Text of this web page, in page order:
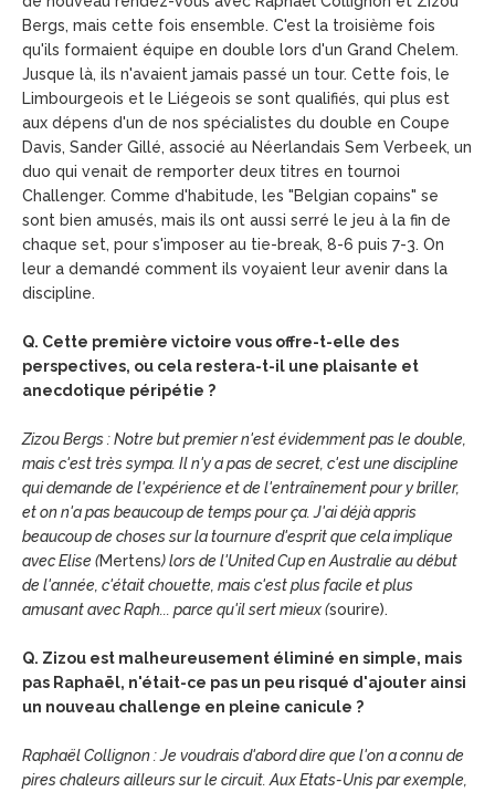
Bergs, mais cette fois ensemble. C'est la troisième fois
qu'ils formaient équipe en double lors d'un Grand Chelem.
Jusque là, ils n'avaient jamais passé un tour. Cette fois, le
Limbourgeois et le Liégeois se sont qualifiés, qui plus est
aux dépens d'un de nos spécialistes du double en Coupe
Davis, Sander Gillé, associé au Néerlandais Sem Verbeek, un
duo qui venait de remporter deux titres en tournoi
Challenger. Comme d'habitude, les "Belgian copains" se
sont bien amusés, mais ils ont aussi serré le jeu à la fin de
chaque set, pour s'imposer au tie-break, 8-6 puis 7-3. On
leur a demandé comment ils voyaient leur avenir dans la
discipline.
Q. Cette première victoire vous offre-t-elle des
perspectives, ou cela restera-t-il une plaisante et
anecdotique péripétie ?
Zizou Bergs : Notre but premier n'est évidemment pas le double,
mais c'est très sympa. Il n'y a pas de secret, c'est une discipline
qui demande de l'expérience et de l'entraînement pour y briller,
et on n'a pas beaucoup de temps pour ça. J'ai déjà appris
beaucoup de choses sur la tournure d'esprit que cela implique
avec Elise (Mertens) lors de l'United Cup en Australie au début
de l'année, c'était chouette, mais c'est plus facile et plus
amusant avec Raph... parce qu'il sert mieux (sourire).
Q. Zizou est malheureusement éliminé en simple, mais
pas Raphaël, n'était-ce pas un peu risqué d'ajouter ainsi
un nouveau challenge en pleine canicule ?
Raphaël Collignon : Je voudrais d'abord dire que l'on a connu de
pires chaleurs ailleurs sur le circuit. Aux Etats-Unis par exemple,